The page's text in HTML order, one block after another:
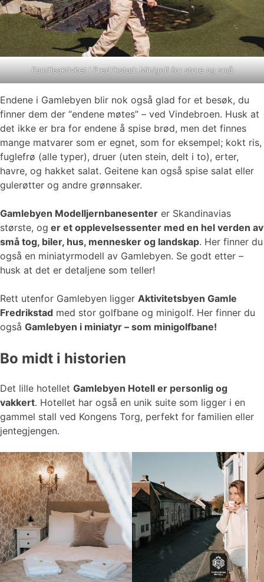
Familieaktivitet i Fredrikstad: Minigolf for store og små
Endene i Gamlebyen blir nok også glad for et besøk, du
finner dem der “endene møtes” – ved Vindebroen. Husk at
det ikke er bra for endene å spise brød, men det finnes
mange matvarer som er egnet, som for eksempel; kokt ris,
fuglefrø (alle typer), druer (uten stein, delt i to), erter,
havre, og hakket salat. Geitene kan også spise salat eller
gulerøtter og andre grønnsaker.
Gamlebyen Modelljernbanesenter er Skandinavias
største, og er et opplevelsessenter med en hel verden av
små tog, biler, hus, mennesker og landskap. Her finner du
også en miniatyrmodell av Gamlebyen. Se godt etter –
husk at det er detaljene som teller!
Rett utenfor Gamlebyen ligger Aktivitetsbyen Gamle
Fredrikstad med stor golfbane og minigolf. Her finner du
også Gamlebyen i miniatyr – som minigolfbane!
Bo midt i historien
Det lille hotellet Gamlebyen Hotell er personlig og
vakkert. Hotellet har også en unik suite som ligger i en
gammel stall ved Kongens Torg, perfekt for familien eller
jentegjengen.